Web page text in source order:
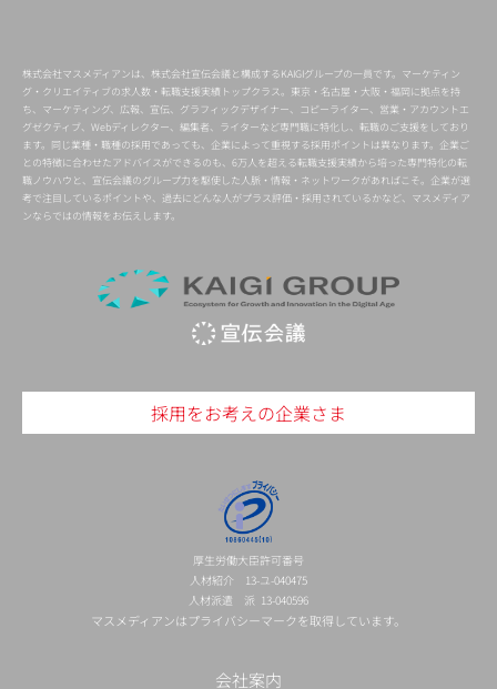
株式会社マスメディアンは、株式会社宣伝会議と構成するKAIGIグループの一員です。マーケティン
グ・クリエイティブの求人数・転職支援実績トップクラス。東京・名古屋・大阪・福岡に拠点を持
ち、マーケティング、広報、宣伝、グラフィックデザイナー、コピーライター、営業・アカウントエ
グゼクティブ、Webディレクター、編集者、ライターなど専門職に特化し、転職のご支援をしており
ます。同じ業種・職種の採用であっても、企業によって重視する採用ポイントは異なります。企業ご
との特徴に合わせたアドバイスができるのも、6万人を超える転職支援実績から培った専門特化の転
職ノウハウと、宣伝会議のグループ力を駆使した人脈・情報・ネットワークがあればこそ。企業が選
考で注目しているポイントや、過去にどんな人がプラス評価・採用されているかなど、マスメディア
ンならではの情報をお伝えします。
採用をお考えの企業さま
厚生労働大臣許可番号
人材紹介 13-ユ-040475
人材派遣 派 13-040596
マスメディアンはプライバシーマークを取得しています。
会社案内